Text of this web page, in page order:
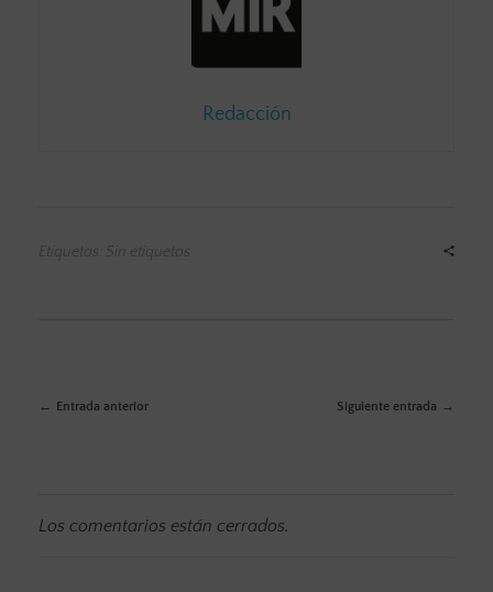
Redacción
Etiquetas: Sin etiquetas
Entrada anterior Siguiente entrada
Los comentarios están cerrados.